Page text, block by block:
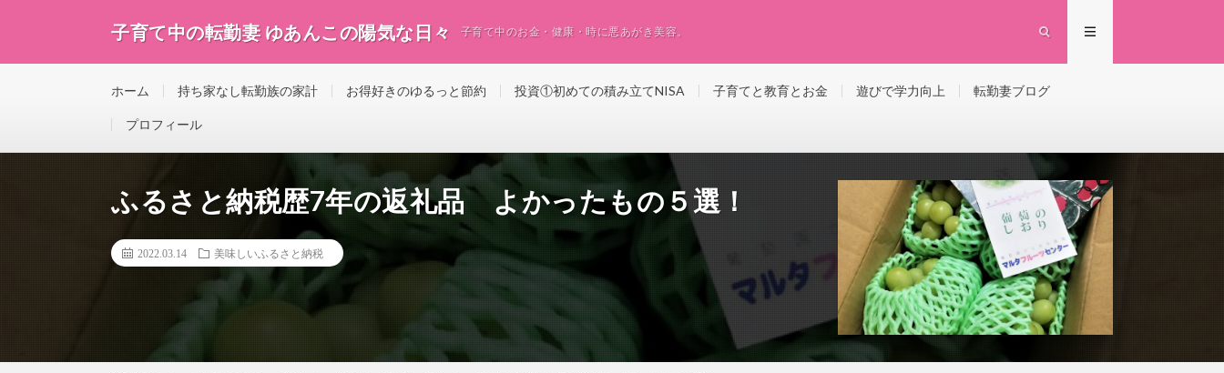
子育て中の転勤妻 ゆあんこの陽気な日々 子育て中のお金・健康・時に悪あがき美容。
ホーム 持ち家なし転勤族の家計 お得好きのゆるっと節約 投資①初めての積み立てNISA 子育てと教育とお金 遊びで学力向上 転勤妻ブログ
プロフィール
ふるさと納税歴7年の返礼品 よかったもの５選！
2022.03.14 美味しいふるさと納税